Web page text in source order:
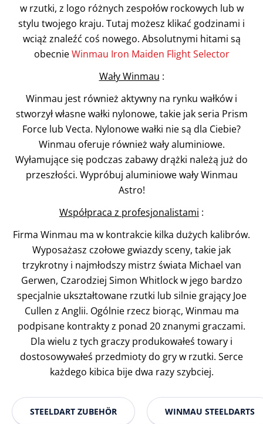
w rzutki, z logo różnych zespołów rockowych lub w
stylu twojego kraju. Tutaj możesz klikać godzinami i
wciąż znaleźć coś nowego. Absolutnymi hitami są
obecnieWinmau Iron Maiden Flight Selector
Wały Winmau :
Winmau jest również aktywny na rynku wałków i
stworzył własne wałki nylonowe, takie jak seria Prism
Force lub Vecta. Nylonowe wałki nie są dla Ciebie?
Winmau oferuje również wały aluminiowe.
Wyłamujące się podczas zabawy drążki należą już do
przeszłości. Wypróbuj aluminiowe wały Winmau
Astro!
Współpraca z profesjonalistami :
Firma Winmau ma w kontrakcie kilka dużych kalibrów.
Wyposażasz czołowe gwiazdy sceny, takie jak
trzykrotny i najmłodszy mistrz świata Michael van
Gerwen, Czarodziej Simon Whitlock w jego bardzo
specjalnie ukształtowane rzutki lub silnie grający Joe
Cullen z Anglii. Ogólnie rzecz biorąc, Winmau ma
podpisane kontrakty z ponad 20 znanymi graczami.
Dla wielu z tych graczy produkowałeś towary i
dostosowywałeś przedmioty do gry w rzutki. Serce
każdego kibica bije dwa razy szybciej.
STEELDART ZUBEHÖR WINMAU STEELDARTS